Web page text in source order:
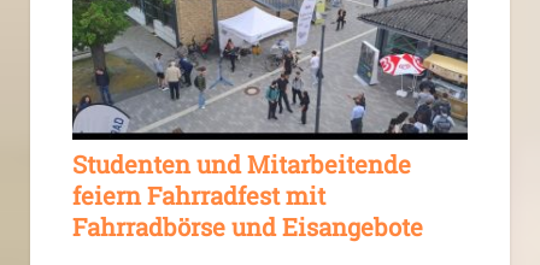
Studenten und Mitarbeitende
feiern Fahrradfest mit
Fahrradbörse und Eisangebote